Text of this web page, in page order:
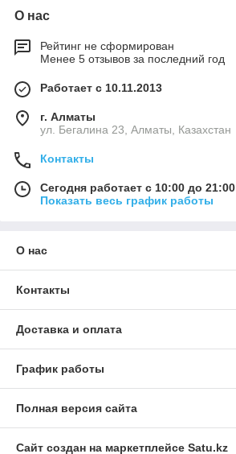
О нас
Рейтинг не сформирован
Менее 5 отзывов за последний год
Работает с 10.11.2013
г. Алматы
ул. Бегалина 23, Алматы, Казахстан
Контакты
Сегодня работает с 10:00 до 21:00
Показать весь график работы
О нас
Контакты
Доставка и оплата
График работы
Полная версия сайта
Сайт создан на маркетплейсе Satu.kz